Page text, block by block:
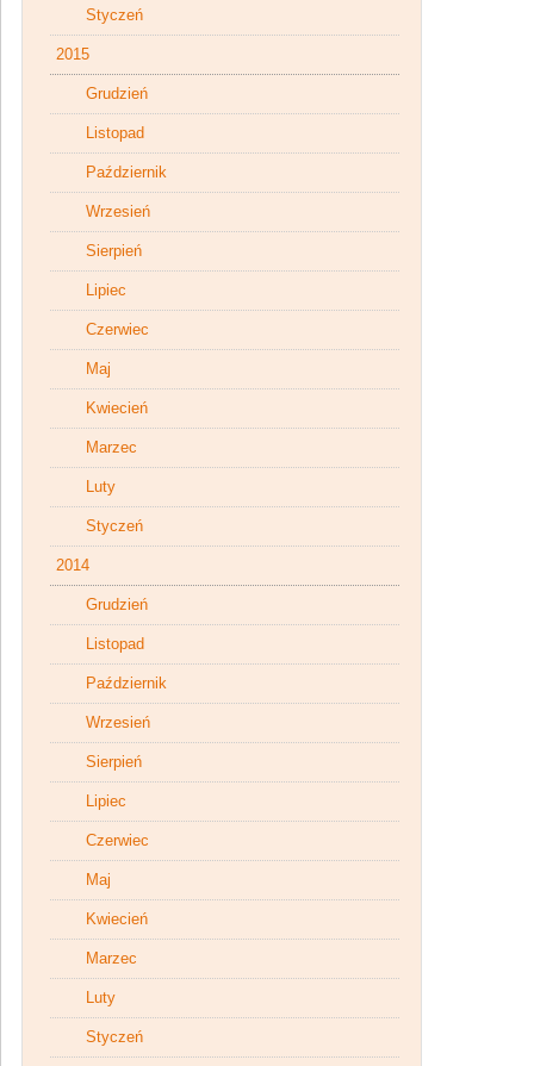
Styczeń
2015
Grudzień
Listopad
Październik
Wrzesień
Sierpień
Lipiec
Czerwiec
Maj
Kwiecień
Marzec
Luty
Styczeń
2014
Grudzień
Listopad
Październik
Wrzesień
Sierpień
Lipiec
Czerwiec
Maj
Kwiecień
Marzec
Luty
Styczeń